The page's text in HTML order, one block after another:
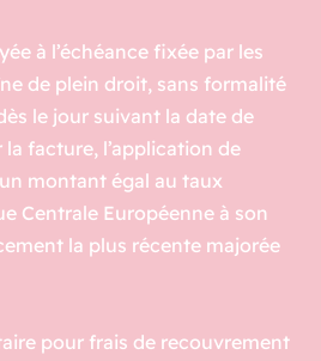
à l’échéance fixée par les
de plein droit, sans formalité
le jour suivant la date de
facture, l’application de
montant égal au taux
Centrale Européenne à son
la plus récente majorée
pour frais de recouvrement